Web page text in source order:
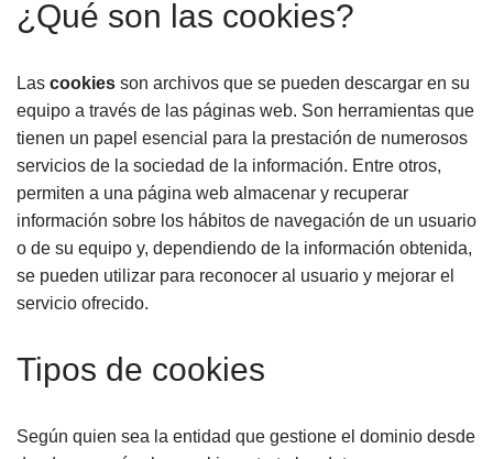
¿Qué son las cookies?
Las cookies son archivos que se pueden descargar en su
equipo a través de las páginas web. Son herramientas que
tienen un papel esencial para la prestación de numerosos
servicios de la sociedad de la información. Entre otros,
permiten a una página web almacenar y recuperar
información sobre los hábitos de navegación de un usuario
o de su equipo y, dependiendo de la información obtenida,
se pueden utilizar para reconocer al usuario y mejorar el
servicio ofrecido.
Tipos de cookies
Según quien sea la entidad que gestione el dominio desde